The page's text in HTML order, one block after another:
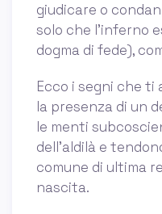
giudicare o
solo che l’inferno
dogma di fede),
Ecco i segni che
la presenza di un
le menti
dell’aldilà e
comune di ultima
nascita.